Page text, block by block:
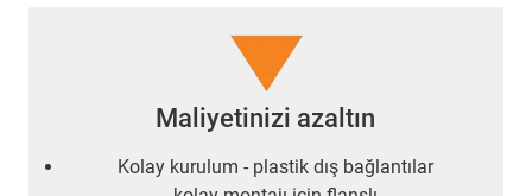
Maliyetinizi azaltın
Kolay kurulum - plastik dış bağlantılar